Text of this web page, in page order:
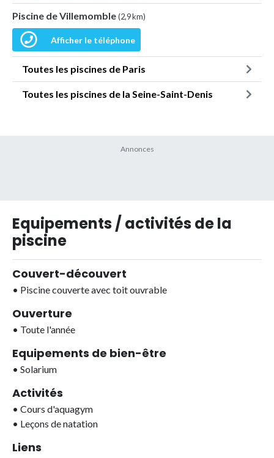
Piscine de Villemomble(2,9 km)
Afficher le téléphone
Toutes les piscines de Paris
Toutes les piscines de la Seine-Saint-Denis
Equipements / activités de la
piscine
Couvert-découvert
• Piscine couverte avec toit ouvrable
Ouverture
• Toute l'année
Equipements de bien-être
• Solarium
Activités
• Cours d'aquagym
• Leçons de natation
Liens